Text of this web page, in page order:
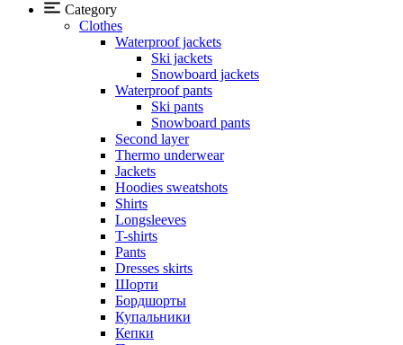
Category
Clothes
Waterproof jackets
Ski jackets
Snowboard jackets
Waterproof pants
Ski pants
Snowboard pants
Second layer
Thermo underwear
Jackets
Hoodies sweatshots
Shirts
Longsleeves
T-shirts
Pants
Dresses skirts
Шорти
Бордшорты
Купальники
Кепки